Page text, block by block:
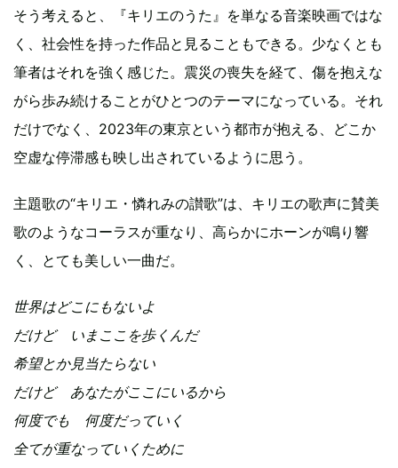
そう考えると、『キリエのうた』を単なる音楽映画ではな
く、社会性を持った作品と見ることもできる。少なくとも
筆者はそれを強く感じた。震災の喪失を経て、傷を抱えな
がら歩み続けることがひとつのテーマになっている。それ
だけでなく、2023年の東京という都市が抱える、どこか
空虚な停滞感も映し出されているように思う。
主題歌の“キリエ・憐れみの讃歌”は、キリエの歌声に賛美
歌のようなコーラスが重なり、高らかにホーンが鳴り響
く、とても美しい一曲だ。
世界はどこにもないよ
だけど いまここを歩くんだ
希望とか見当たらない
だけど あなたがここにいるから
何度でも 何度だっていく
全てが重なっていくために